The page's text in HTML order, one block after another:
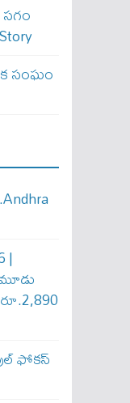
సగం
సంఘం
|
ఫోక‌స్